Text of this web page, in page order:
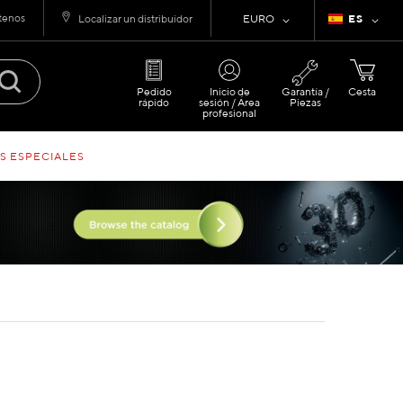
Lenguaje
ES
Moneda
EURO
Localizar un distribuidor
Cesta
Pedido
rápido
Inicio de
sesión / Área
profesional
Garantía /
Piezas
ESPECIALES